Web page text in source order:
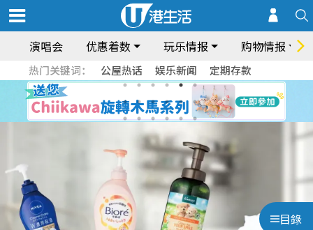
演唱会 优惠着数 玩乐情报 购物情报
热门关键词： 公屋热话 娱乐新闻 定期存款
目錄